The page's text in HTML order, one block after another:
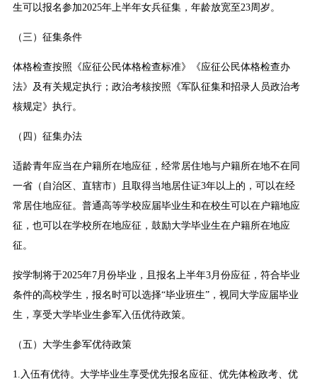
生可以报名参加2025年上半年女兵征集，年龄放宽至23周岁。
（三）征集条件
体格检查按照《应征公民体格检查标准》《应征公民体格检查办
法》及有关规定执行；政治考核按照《军队征集和招录人员政治考
核规定》执行。
（四）征集办法
适龄青年应当在户籍所在地应征，经常居住地与户籍所在地不在同
一省（自治区、直辖市）且取得当地居住证3年以上的，可以在经
常居住地应征。普通高等学校应届毕业生和在校生可以在户籍地应
征，也可以在学校所在地应征，鼓励大学毕业生在户籍所在地应
征。
按学制将于2025年7月份毕业，且报名上半年3月份应征，符合毕业
条件的高校学生，报名时可以选择“毕业班生”，视同大学应届毕业
生，享受大学毕业生参军入伍优待政策。
（五）大学生参军优待政策
1.入伍有优待。大学毕业生享受优先报名应征、优先体检政考、优